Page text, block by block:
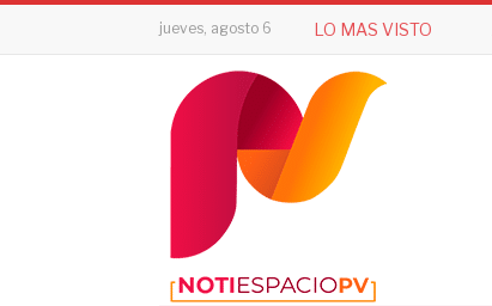
jueves, agosto 6 LO MAS VISTO